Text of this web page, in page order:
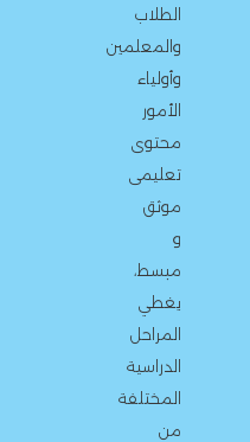
الطلاب
والمعلمين
وأولياء
الأمور
محتوى
تعليمى
موثق
و
مبسط،
يغطي
المراحل
الدراسية
المختلفة
من